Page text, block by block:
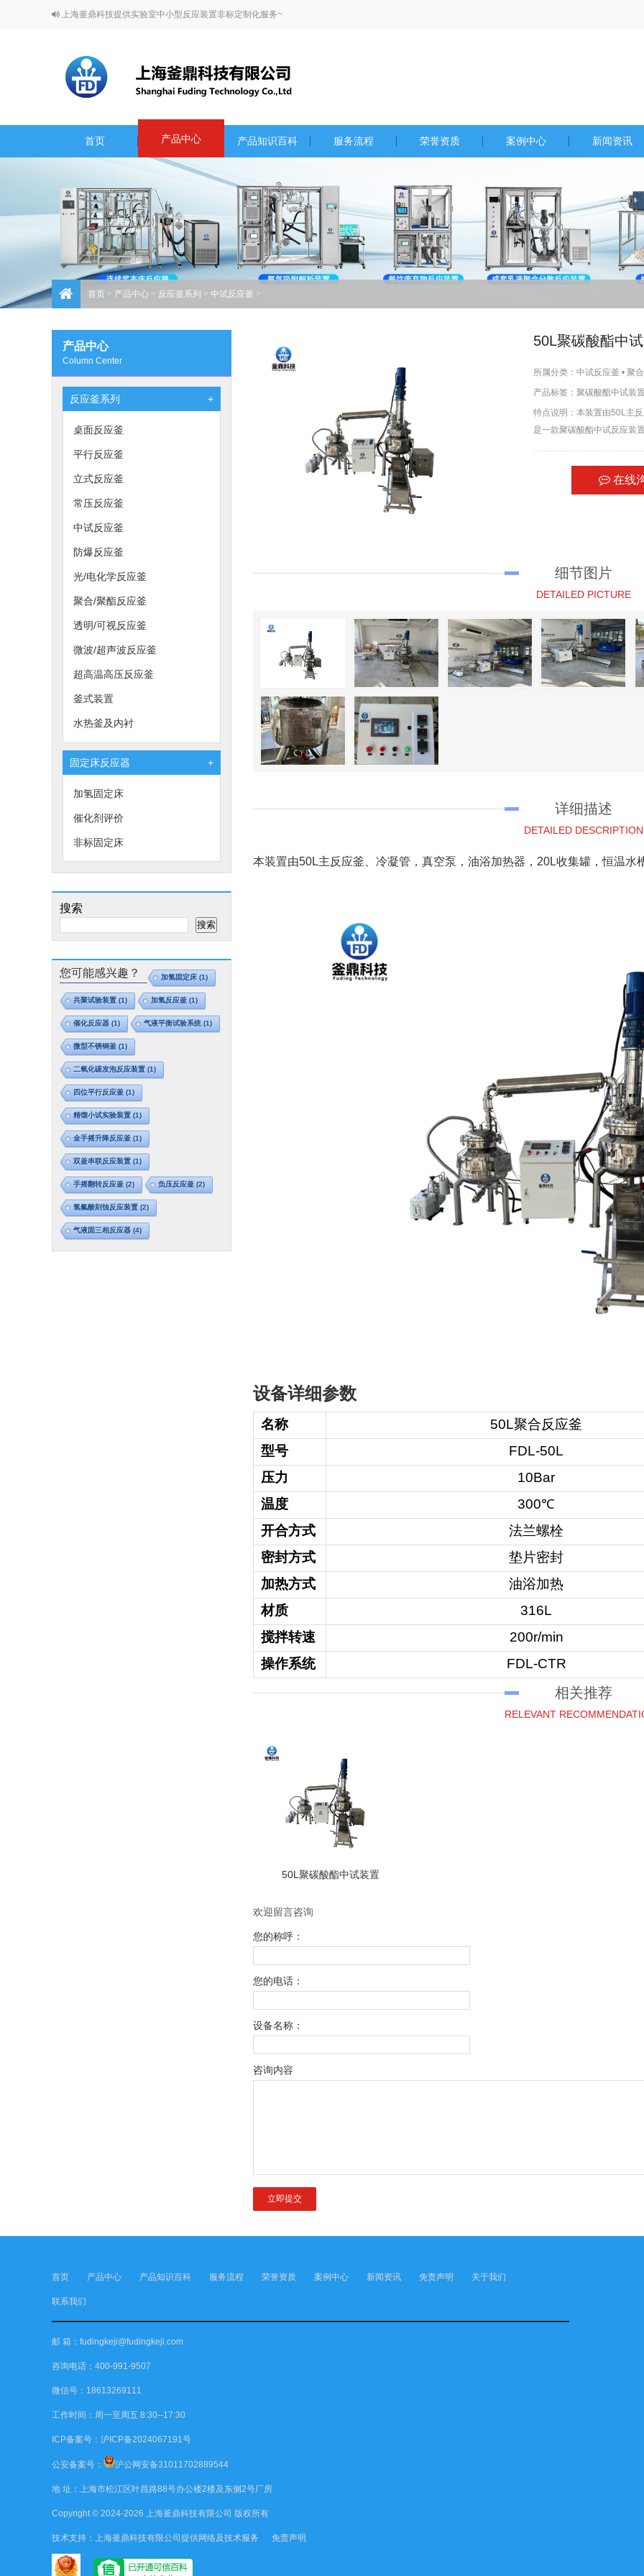
上海釜鼎科技提供实验室中小型反应装置非标定制化服务~
首页 产品中心 产品知识百科 服务流程 荣誉资质 案例中心 新闻资讯
首页 > 产品中心 > 反应釜系列 > 中试反应釜 >
产品中心
Column Center
反应釜系列 +
桌面反应釜
平行反应釜
立式反应釜
常压反应釜
中试反应釜
防爆反应釜
光/电化学反应釜
聚合/聚酯反应釜
透明/可视反应釜
微波/超声波反应釜
超高温高压反应釜
釜式装置
水热釜及内衬
固定床反应器 +
加氢固定床
催化剂评价
非标固定床
搜索
搜索
您可能感兴趣？ 加氢固定床(1)
共聚试验装置(1) 加氢反应釜 (1)
催化反应器 (1) 气液平衡试验系统(1)
微型不锈钢釜 (1)
二氧化碳发泡反应装置(1)
四位平行反应釜 (1)
精馏小试实验装置(1)
金手摇升降反应釜 (1)
双釜串联反应装置(1)
手摇翻转反应釜 (2) 负压反应釜 (2)
氢氟酸刻蚀反应装置(2)
气液固三相反应器 (4)
50L聚碳酸酯中
所属分类： 中试反应釜 • 聚
产品标签： 聚碳酸酯中试装
特点说明：本装置由50L主
是一款聚碳酸酯中试反应装
在线
细节图片
DETAILED PICTURE
详细描述
DETAILED DESCRIPTION
本装置由50L主反应釜、冷凝管，真空泵，油浴加热器，20L收集罐，恒温水
设备详细参数
名称
50L聚合反应釜
型号
FDL-50L
压力
10Bar
温度
300℃
开合方式
法兰螺栓
密封方式
垫片密封
加热方式
油浴加热
材质
316L
搅拌转速
200r/min
操作系统
FDL-CTR
相关推荐
RELEVANT
50L聚碳酸酯中试装置
欢迎留言咨询
您的称呼：
您的电话：
设备名称：
咨询内容
首页 产品中心 产品知识百科 服务流程 荣誉资质 案例中心 新闻资讯 免责声明 关于我们
联系我们
邮 箱：fudingkeji@fudingkeji.com
咨询电话：400-991-9507
微信号：18613269111
工作时间：周一至周五 8:30--17:30
ICP备案号： 沪ICP备2024067191号
公安备案号： 沪公网安备31011702889544
地 址：上海市松江区叶昌路88号办公楼2楼及东侧2号厂房
Copyright © 2024-2026 上海釜鼎科技有限公司 版权所有
技术支持： 上海釜鼎科技有限公司 提供网络及技术服务 免责声明